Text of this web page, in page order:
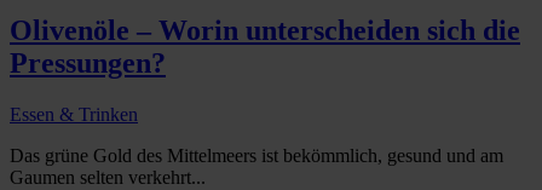
Olivenöle – Worin unterscheiden sich die
Pressungen?
Essen & Trinken
Das grüne Gold des Mittelmeers ist bekömmlich, gesund und am
Gaumen selten verkehrt...